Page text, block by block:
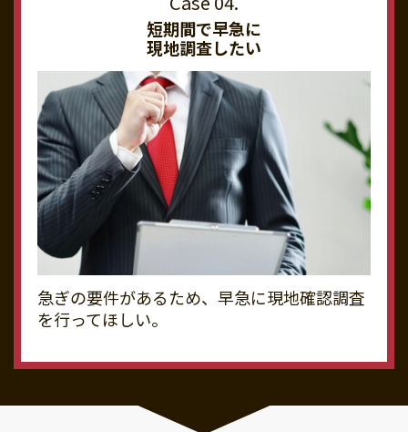
短期間で早急に
現地調査したい
急ぎの要件があるため、早急に現地確認調査
を行ってほしい。